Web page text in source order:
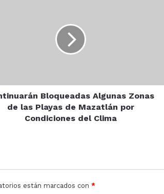
Bloqueadas Algunas Zonas
de las Playas de Mazatlán por
Condiciones del Clima
están marcados con *